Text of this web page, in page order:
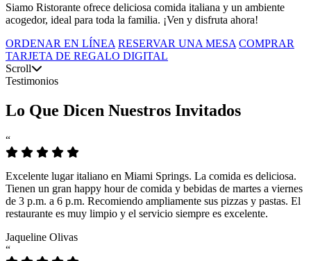
Siamo Ristorante ofrece deliciosa comida italiana y un ambiente
acogedor, ideal para toda la familia. ¡Ven y disfruta ahora!
ORDENAR EN LÍNEA RESERVAR UNA MESA COMPRAR
TARJETA DE REGALO DIGITAL
Scroll
Testimonios
Lo Que Dicen Nuestros Invitados
“
Excelente lugar italiano en Miami Springs. La comida es deliciosa.
Tienen un gran happy hour de comida y bebidas de martes a viernes
de 3 p.m. a 6 p.m. Recomiendo ampliamente sus pizzas y pastas. El
restaurante es muy limpio y el servicio siempre es excelente.
Jaqueline Olivas
“